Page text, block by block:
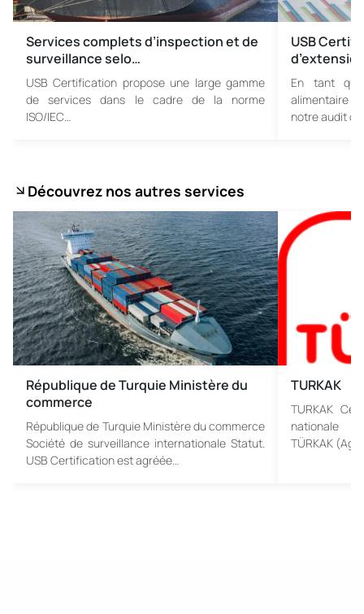
Services complets d’inspection et de
surveillance selo…
USB Certification propose une large gamme
de services dans le cadre de la norme
ISO/IEC…
USB
En tant
alimentaire
notre audit
Découvrez nos autres services
République de Turquie Ministère du
commerce
République de Turquie Ministère du commerce
Société de surveillance internationale Statut.
USB Certification est agréée…
TURKAK
TURKAK
nationale
TÜRKAK